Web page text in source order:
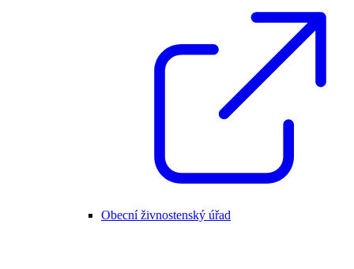
Obecní živnostenský úřad